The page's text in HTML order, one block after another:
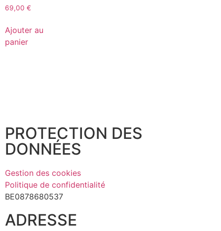
69,00 €
Ajouter au
panier
PROTECTION DES
DONNÉES
Gestion des cookies
Politique de confidentialité
BE0878680537
ADRESSE